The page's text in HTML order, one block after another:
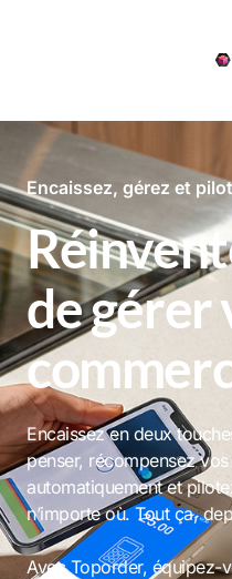
Encaissez, gérez et
de gérer
Encaissez en deux
penser, récompensez
automatiquement et
n’importe où. Tout ça,
Avec Toporder, équipez-